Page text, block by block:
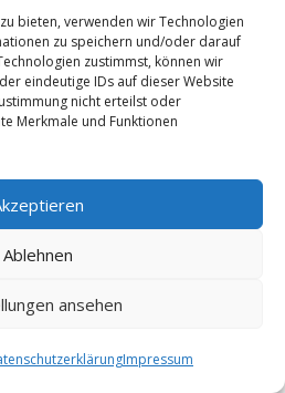
bieten, verwenden wir Technologien
zu speichern und/oder darauf
zustimmst, können wir
eindeutige IDs auf dieser Website
nicht erteilst oder
Merkmale und Funktionen
Ablehnen
ansehen
Impressum
(18.54 km)
(18.55 km)
(18.62 km)
(18.66 km)
(19.18 km)